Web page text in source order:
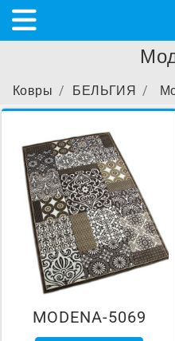
Ковры БЕЛЬГИЯ
MODENA-5069